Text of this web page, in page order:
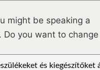
might be speaking a
Do you want to
és